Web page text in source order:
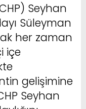
Seyhan
Süleyman
her zaman
içe
gelişimine
Seyhan